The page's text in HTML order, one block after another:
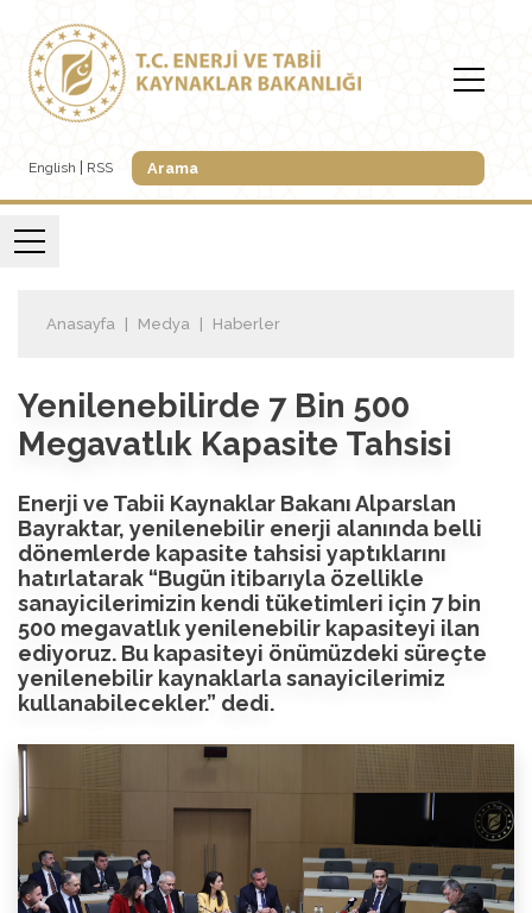
English RSS
Anasayfa Medya Haberler
Yenilenebilirde 7 Bin 500
Megavatlık Kapasite Tahsisi
Enerji ve Tabii Kaynaklar Bakanı Alparslan
Bayraktar, yenilenebilir enerji alanında belli
dönemlerde kapasite tahsisi yaptıklarını
hatırlatarak “Bugün itibarıyla özellikle
sanayicilerimizin kendi tüketimleri için 7 bin
500 megavatlık yenilenebilir kapasiteyi ilan
ediyoruz. Bu kapasiteyi önümüzdeki süreçte
yenilenebilir kaynaklarla sanayicilerimiz
kullanabilecekler.” dedi.